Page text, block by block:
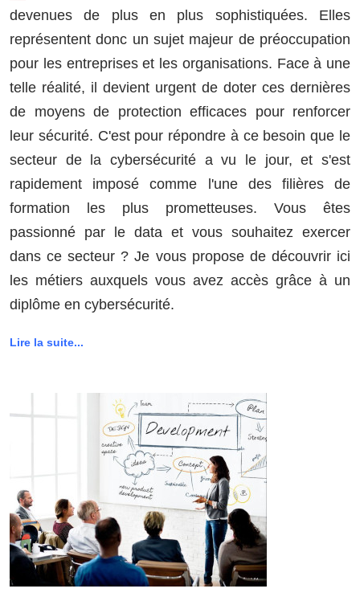
devenues de plus en plus sophistiquées. Elles
représentent donc un sujet majeur de préoccupation
pour les entreprises et les organisations. Face à une
telle réalité, il devient urgent de doter ces dernières
de moyens de protection efficaces pour renforcer
leur sécurité. C'est pour répondre à ce besoin que le
secteur de la cybersécurité a vu le jour, et s'est
rapidement imposé comme l'une des filières de
formation les plus prometteuses. Vous êtes
passionné par le data et vous souhaitez exercer
dans ce secteur ? Je vous propose de découvrir ici
les métiers auxquels vous avez accès grâce à un
diplôme en cybersécurité.
Lire la suite...